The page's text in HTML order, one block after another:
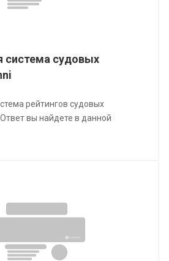
система судовых
рейтингов судовых
вы найдете в данной